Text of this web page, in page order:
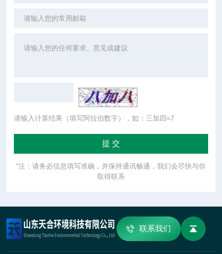
请输入计算结果（填写阿拉伯数字），如：三加四=7
"注：请务必信息填写准确，并保持通讯畅通，我们会尽快与你
取得联系
联系我们